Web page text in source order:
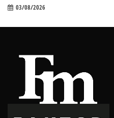
03/08/2026